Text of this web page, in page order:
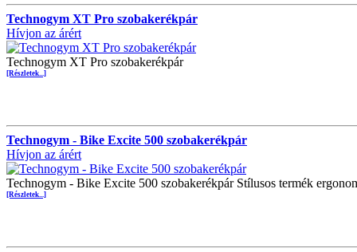
Technogym XT Pro szobakerékpár
Hívjon az árért
Technogym XT Pro szobakerékpár
[Részletek...]
Technogym - Bike Excite 500 szobakerékpár
Hívjon az árért
Technogym - Bike Excite 500 szobakerékpár Stílusos termék
[Részletek...]